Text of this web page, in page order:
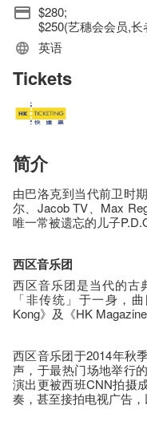
$280;
$250(艺穗会会员,
英语
Tickets
简介
由巴洛克到当代前卫时
尔、Jacob TV、Max
唯一常被遗忘的儿子
西区音乐团
西区音乐团是当代的古
「非传统」于一身，
Kong》及《HK Magazine
西区音乐团于2014年秋
声，于最热门场地举行
演出更被西班CNN拍摄
奏，甚至接拍电视广告，